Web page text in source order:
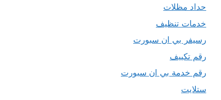
حداد مظلات
خدمات تنظيف
رسيفر بي ان سبورت
رقم تكييف
رقم خدمة بي ان سبورت
ستلايت